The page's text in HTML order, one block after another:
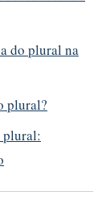
do plural na
plural?
plural: